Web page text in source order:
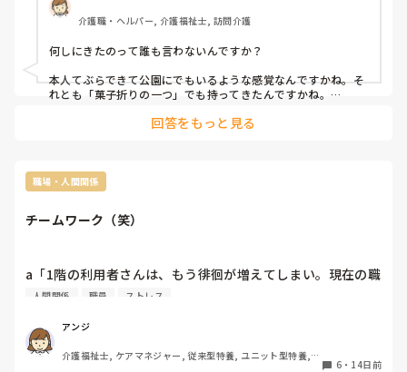
介護職・ヘルパー, 介護福祉士, 訪問介護
何しにきたのって誰も言わないんですか？
本人てぶらできて公園にでもいるような感覚なんですかね。そ
れとも「菓子折りの一つ」でも持ってきたんですかね。
それこそ「家族の面会すら制限」でもかかっている？のに職員
何様のつもりなんでしょうか。でも本人わからないと思います
よ
回答をもっと見る
職場・人間関係
チームワーク（笑）
a「1階の利用者さんは、もう徘徊が増えてしまい。現在の職
員数では回りません」
助け合いましょう。ニッコリ」
b「既に2階は要見守りが多く、他所へのヘルプは困難です。
今日、職員が急に休みまして、現在回りません。」
人間関係 職員 ストレス
アンジ
介護福祉士, ケアマネジャー, 従来型特養, ユニット型特養,
6・ 14日前